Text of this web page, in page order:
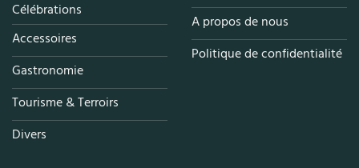
Célébrations
Accessoires
Gastronomie
Tourisme & Terroirs
Divers
A propos de nous
Politique de confidentialité